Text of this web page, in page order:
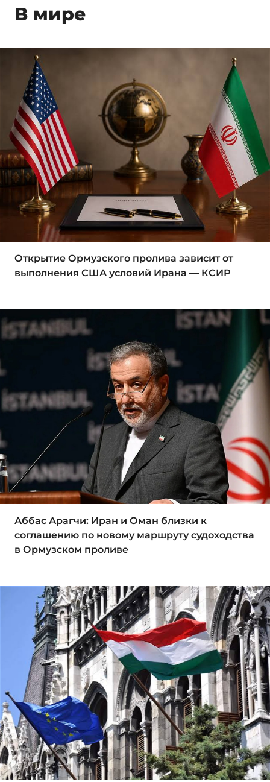
В мире
Открытие Ормузского пролива зависит от
выполнения США условий Ирана — КСИР
Аббас Арагчи: Иран и Оман близки к
соглашению по новому маршруту судоходства
в Ормузском проливе